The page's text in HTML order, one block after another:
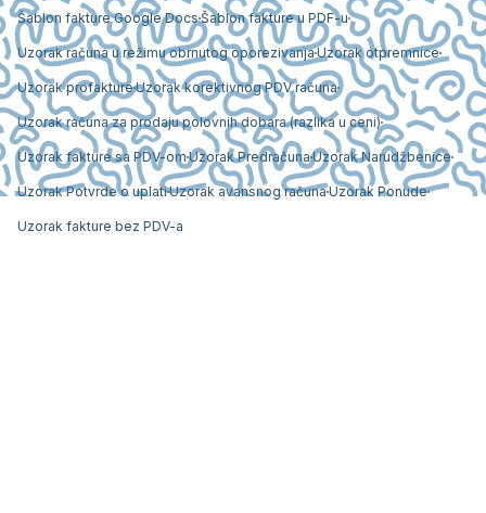
Šablon fakture Google DocsŠablon fakture u PDF-u
Uzorak računa u režimu obrnutog oporezivanjaUzorak otpremnice
Uzorak profaktureUzorak korektivnog PDV računa
Uzorak računa za prodaju polovnih dobara (razlika u ceni)
Uzorak fakture sa PDV-om Uzorak Predračuna Uzorak Narudžbenice
Uzorak Potvrde o uplatiUzorak avansnog računaUzorak Ponude
Uzorak fakture bez PDV-a